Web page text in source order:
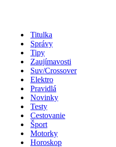
Titulka
Správy
Tipy
Zaujímavosti
Suv/Crossover
Elektro
Pravidlá
Novinky
Testy
Cestovanie
Šport
Motorky
Horoskop